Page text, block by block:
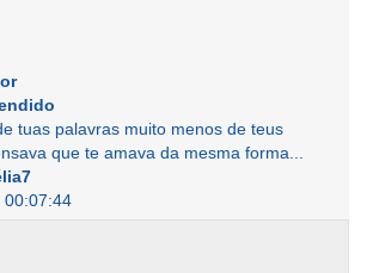
tuas palavras muito menos de teus
que te amava da mesma forma...
00:07:44